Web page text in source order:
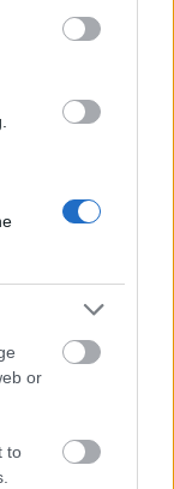
or
to
egyre
olyan
Company